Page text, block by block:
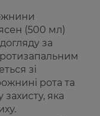
(500 мл)
за
зі
рота та
яка